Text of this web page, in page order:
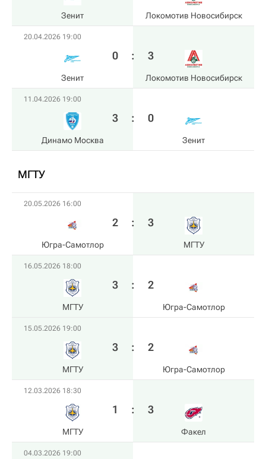
Зенит Локомотив Новосибирск
20.04.2026 19:00
Зенит
0 : 3
Локомотив Новосибирск
11.04.2026 19:00
Динамо Москва
3 : 0
Зенит
МГТУ
20.05.2026 16:00
Югра-Самотлор
2 : 3
МГТУ
16.05.2026 18:00
МГТУ
3 : 2
Югра-Самотлор
15.05.2026 19:00
МГТУ
3 : 2
Югра-Самотлор
12.03.2026 18:30
МГТУ
1 : 3
Факел
04.03.2026 19:00